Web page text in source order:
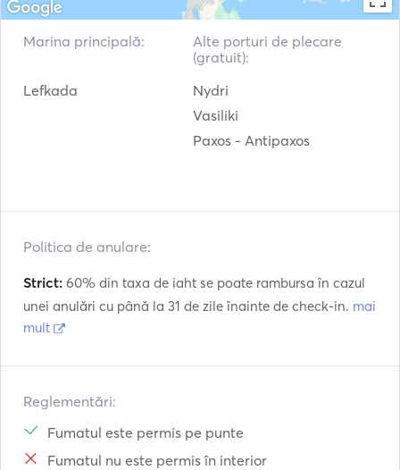
Stație meteo Trolii electrice
VHF
Fish Finder / Sonar
Marina principală:
Lefkada
Alte porturi de plecare
(gratuit):
Nydri
Vasiliki
Paxos - Antipaxos
Politica de anulare:
Strict: 60% din taxa de iaht se poate rambursa în cazul
unei anulări cu până la 31 de zile înainte de check-in. mai
mult
Reglementări:
Fumatul este permis pe punte
Fumatul nu este permis în interior